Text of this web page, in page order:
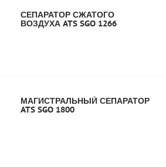
СЕПАРАТОР СЖАТОГО
ВОЗДУХА ATS SGO 1266
МАГИСТРАЛЬНЫЙ СЕПАРАТОР
ATS SGO 1800